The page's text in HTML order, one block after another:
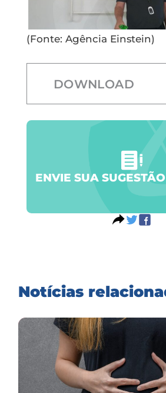
(Fonte: Agência Einstein)
DOWNLOAD
ENVIE SUA
Notícias